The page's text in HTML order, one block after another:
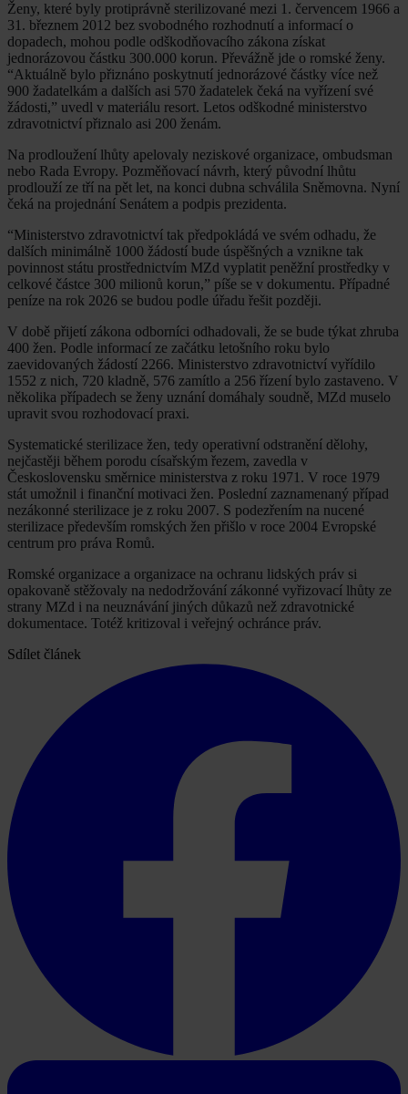
Ženy, které byly protiprávně sterilizované mezi 1. červencem 1966 a
31. březnem 2012 bez svobodného rozhodnutí a informací o
dopadech, mohou podle odškodňovacího zákona získat
jednorázovou částku 300.000 korun. Převážně jde o romské ženy.
“Aktuálně bylo přiznáno poskytnutí jednorázové částky více než
900 žadatelkám a dalších asi 570 žadatelek čeká na vyřízení své
žádosti,” uvedl v materiálu resort. Letos odškodné ministerstvo
zdravotnictví přiznalo asi 200 ženám.
Na prodloužení lhůty apelovaly neziskové organizace, ombudsman
nebo Rada Evropy. Pozměňovací návrh, který původní lhůtu
prodlouží ze tří na pět let, na konci dubna schválila Sněmovna. Nyní
čeká na projednání Senátem a podpis prezidenta.
“Ministerstvo zdravotnictví tak předpokládá ve svém odhadu, že
dalších minimálně 1000 žádostí bude úspěšných a vznikne tak
povinnost státu prostřednictvím MZd vyplatit peněžní prostředky v
celkové částce 300 milionů korun,” píše se v dokumentu. Případné
peníze na rok 2026 se budou podle úřadu řešit později.
V době přijetí zákona odborníci odhadovali, že se bude týkat zhruba
400 žen. Podle informací ze začátku letošního roku bylo
zaevidovaných žádostí 2266. Ministerstvo zdravotnictví vyřídilo
1552 z nich, 720 kladně, 576 zamítlo a 256 řízení bylo zastaveno. V
několika případech se ženy uznání domáhaly soudně, MZd muselo
upravit svou rozhodovací praxi.
Systematické sterilizace žen, tedy operativní odstranění dělohy,
nejčastěji během porodu císařským řezem, zavedla v
Československu směrnice ministerstva z roku 1971. V roce 1979
stát umožnil i finanční motivaci žen. Poslední zaznamenaný případ
nezákonné sterilizace je z roku 2007. S podezřením na nucené
sterilizace především romských žen přišlo v roce 2004 Evropské
centrum pro práva Romů.
Romské organizace a organizace na ochranu lidských práv si
opakovaně stěžovaly na nedodržování zákonné vyřizovací lhůty ze
strany MZd i na neuznávání jiných důkazů než zdravotnické
dokumentace. Totéž kritizoval i veřejný ochránce práv.
Sdílet článek